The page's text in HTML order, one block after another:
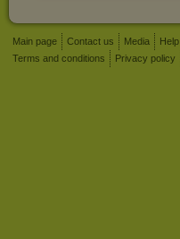
Main page Contact us Media Help
Terms and conditions
Privacy policy